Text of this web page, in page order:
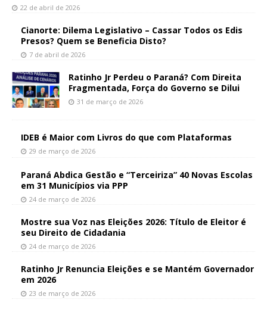
22 de abril de 2026
Cianorte: Dilema Legislativo – Cassar Todos os Edis
Presos? Quem se Beneficia Disto?
7 de abril de 2026
Ratinho Jr Perdeu o Paraná? Com Direita
Fragmentada, Força do Governo se Dilui
31 de março de 2026
IDEB é Maior com Livros do que com Plataformas
29 de março de 2026
Paraná Abdica Gestão e “Terceiriza” 40 Novas Escolas
em 31 Municípios via PPP
24 de março de 2026
Mostre sua Voz nas Eleições 2026: Título de Eleitor é
seu Direito de Cidadania
24 de março de 2026
Ratinho Jr Renuncia Eleições e se Mantém Governador
em 2026
23 de março de 2026